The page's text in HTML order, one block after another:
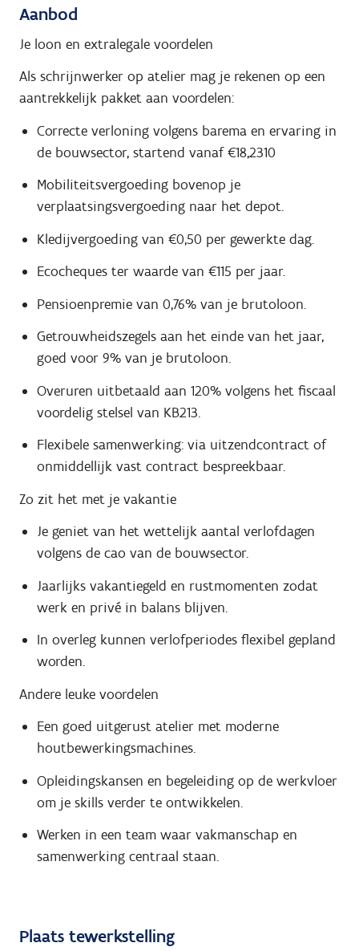
Aanbod
Je loon en extralegale voordelen
Als schrijnwerker op atelier mag je rekenen op een
aantrekkelijk pakket aan voordelen:
Correcte verloning volgens barema en ervaring in
de bouwsector, startend vanaf €18,2310
Mobiliteitsvergoeding bovenop je
verplaatsingsvergoeding naar het depot.
Kledijvergoeding van €0,50 per gewerkte dag.
Ecocheques ter waarde van €115 per jaar.
Pensioenpremie van 0,76% van je brutoloon.
Getrouwheidszegels aan het einde van het jaar,
goed voor 9% van je brutoloon.
Overuren uitbetaald aan 120% volgens het fiscaal
voordelig stelsel van KB213.
Flexibele samenwerking: via uitzendcontract of
onmiddellijk vast contract bespreekbaar.
Zo zit het met je vakantie
Je geniet van het wettelijk aantal verlofdagen
volgens de cao van de bouwsector.
Jaarlijks vakantiegeld en rustmomenten zodat
werk en privé in balans blijven.
In overleg kunnen verlofperiodes flexibel gepland
worden.
Andere leuke voordelen
Een goed uitgerust atelier met moderne
houtbewerkingsmachines.
Opleidingskansen en begeleiding op de werkvloer
om je skills verder te ontwikkelen.
Werken in een team waar vakmanschap en
samenwerking centraal staan.
Plaats tewerkstelling